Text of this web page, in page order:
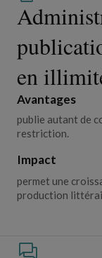
en
Avantages
publie autant de
restriction.
Impact
permet une
production